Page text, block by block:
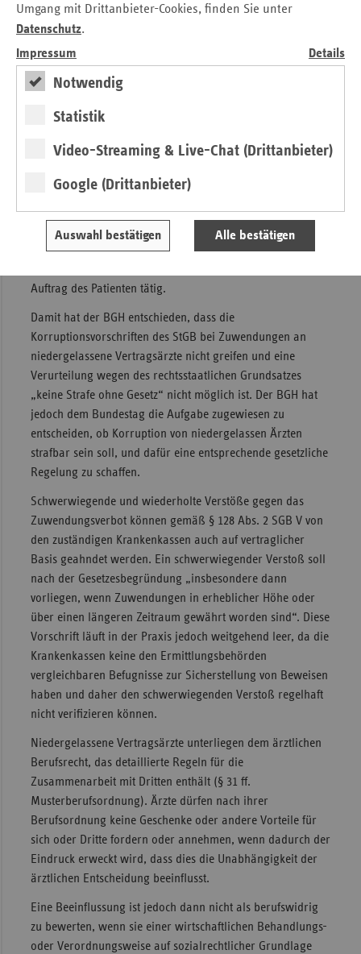
Umgang mit Drittanbieter-Cookies, finden Sie unter
Datenschutz.
Impressum
Details
Notwendig
Statistik
Video-Streaming & Live-Chat (Drittanbieter)
Google (Drittanbieter)
Auswahl bestätigen Alle bestätigen
Zusammenhang mit Ratiopharm. Im Fokus stand das
ausgeklügelte Vertriebskonzept des Generikaherstellers, bei
dem niedergelassene Vertragsärzte von Pharmavertretern
mit finanziellen Anreizen gelockt wurden, die Produkte des
Herstellers bevorzugt zu verordnen. Der Bundesgerichtshof
für die beteiligten niedergelassenen Vertragsärzte und
Pharmareferenten strafrechtlich relevant ist.
hat der BGH geurteilt, dass niedergelassene Vertragsärzte
weder Amtsträger im Sinne des § 334 Strafgesetzbuch
(StGB) noch nach § 299 StGB Beauftragte eines
geschäftlichen Betriebes, also der Krankenkassen, seien.
Auftrag des Patienten tätig.
Damit hat der BGH entschieden, dass die
Korruptionsvorschriften des StGB bei Zuwendungen an
niedergelassene Vertragsärzte nicht greifen und eine
Verurteilung wegen des rechtsstaatlichen Grundsatzes
„keine Strafe ohne Gesetz“ nicht möglich ist. Der BGH hat
jedoch dem Bundestag die Aufgabe zugewiesen zu
entscheiden, ob Korruption von niedergelassen Ärzten
strafbar sein soll, und dafür eine entsprechende gesetzliche
Regelung zu schaffen.
Schwerwiegende und wiederholte Verstöße gegen das
Zuwendungsverbot können gemäß § 128 Abs. 2 SGB V von
den zuständigen Krankenkassen auch auf vertraglicher
Basis geahndet werden. Ein schwerwiegender Verstoß soll
nach der Gesetzesbegründung „insbesondere dann
vorliegen, wenn Zuwendungen in erheblicher Höhe oder
über einen längeren Zeitraum gewährt worden sind“. Diese
Vorschrift läuft in der Praxis jedoch weitgehend leer, da die
Krankenkassen keine den Ermittlungsbehörden
vergleichbaren Befugnisse zur Sicherstellung von Beweisen
haben und daher den schwerwiegenden Verstoß regelhaft
nicht verifizieren können.
Niedergelassene Vertragsärzte unterliegen dem ärztlichen
Berufsrecht, das detaillierte Regeln für die
Zusammenarbeit mit Dritten enthält (§ 31 ff.
Musterberufsordnung). Ärzte dürfen nach ihrer
Berufsordnung keine Geschenke oder andere Vorteile für
sich oder Dritte fordern oder annehmen, wenn dadurch der
Eindruck erweckt wird, dass dies die Unabhängigkeit der
ärztlichen Entscheidung beeinflusst.
Eine Beeinflussung ist jedoch dann nicht als berufswidrig
zu bewerten, wenn sie einer wirtschaftlichen Behandlungs-
oder Verordnungsweise auf sozialrechtlicher Grundlage